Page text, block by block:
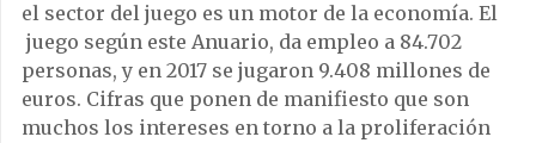
el sector del juego es un motor de la economía. El
juego según este Anuario, da empleo a 84.702
personas, y en 2017 se jugaron 9.408 millones de
euros. Cifras que ponen de manifiesto que son
muchos los intereses en torno a la proliferación